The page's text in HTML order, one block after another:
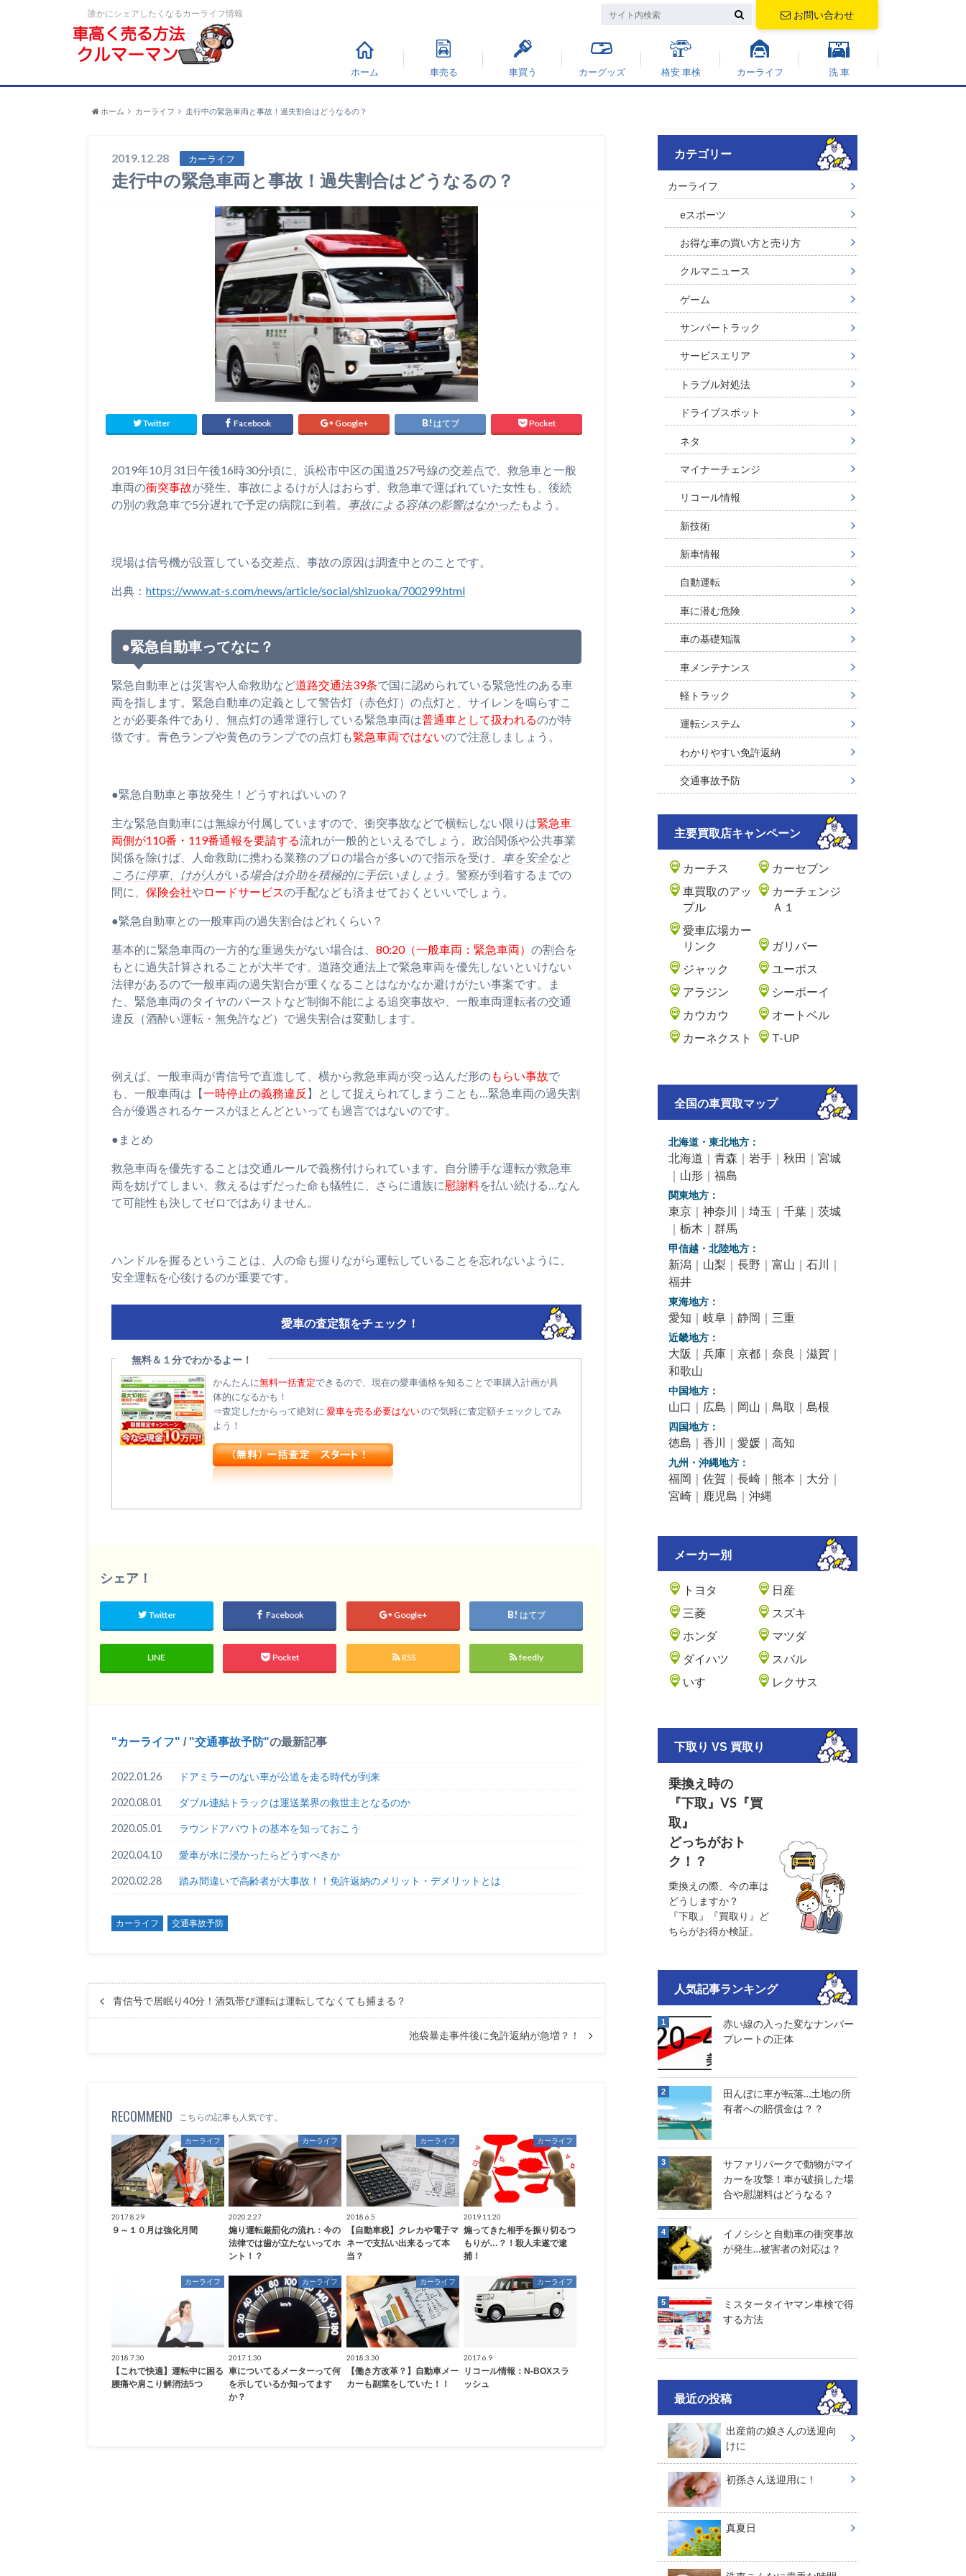
誰かにシェアしたくなるカーライフ情報 お問い合わせ
ホーム 車売る 車買う カーグッズ 格安 車検 カーライフ 洗 車
ホーム カーライフ 走行中の緊急車両と事故！過失割合はどうなるの？
2019.12.28 カーライフ
走行中の緊急車両と事故！過失割合はどうなるの？
Twitter Facebook Google+ はてブ Pocket
2019年10月31日午後16時30分頃に、浜松市中区の国道257号線の交差点で、救急車と一般
車両の衝突事故が発生。事故によるけが人はおらず、救急車で運ばれていた女性も、後続
の別の救急車で5分遅れで予定の病院に到着。 事故による容体の影響はなかったもよう。
現場は信号機が設置している交差点、事故の原因は調査中とのことです。
出典： https://www.at-s.com/news/article/social/shizuoka/700299.html
●緊急自動車ってなに？
緊急自動車とは災害や人命救助など道路交通法39条で国に認められている緊急性のある車
両を指します。緊急自動車の定義として警告灯（赤色灯）の点灯と、サイレンを鳴らすこ
とが必要条件であり、無点灯の通常運行している緊急車両は普通車として扱われるのが特
徴です。青色ランプや黄色のランプでの点灯も緊急車両ではないので注意しましょう。
●緊急自動車と事故発生！どうすればいいの？
主な緊急自動車には無線が付属していますので、衝突事故などで横転しない限りは緊急車
両側が110番・119番通報を要請する流れが一般的といえるでしょう。政治関係や公共事業
関係を除けば、人命救助に携わる業務のプロの場合が多いので指示を受け、 車を安全なと
ころに停車、けが人がいる場合は介助を積極的に手伝いましょう 。警察が到着するまでの
間に、 保険会社やロードサービスの手配なども済ませておくといいでしょう。
●緊急自動車との一般車両の過失割合はどれくらい？
基本的に緊急車両の一方的な重過失がない場合は、 80:20（一般車両：緊急車両） の割合を
もとに過失計算されることが大半です。道路交通法上で緊急車両を優先しないといけない
法律があるので一般車両の過失割合が重くなることはなかなか避けがたい事案です。ま
た、緊急車両のタイヤのバーストなど制御不能による追突事故や、一般車両運転者の交通
違反（酒酔い運転・無免許など）で過失割合は変動します。
例えば、一般車両が青信号で直進して、横から救急車両が突っ込んだ形のもらい事故で
も、一般車両は【一時停止の義務違反 】として捉えられてしまうことも…緊急車両の過失割
合が優遇されるケースがほとんどといっても過言ではないのです。
●まとめ
救急車両を優先することは交通ルールで義務付けられています。自分勝手な運転が救急車
両を妨げてしまい、救えるはずだった命も犠牲に、さらに遺族に慰謝料を払い続ける…なん
て可能性も決してゼロではありません。
ハンドルを握るということは、人の命も握りながら運転していることを忘れないように、
安全運転を心後けるのが重要です。
愛車の査定額をチェック！
無料＆１分でわかるよー！
かんたんに無料一括査定できるので、現在の愛車価格を知ることで車購入計画が具
体的になるかも！
⇒査定したからって絶対に 愛車を売る必要はないので気軽に査定額チェックしてみ
よう！
シェア！
Twitter Facebook Google+ はてブ
LINE Pocket RSS feedly
カーライフ / 交通事故予防 の最新記事
2022.01.26 ドアミラーのない車が公道を走る時代が到来
2020.08.01 ダブル連結トラックは運送業界の救世主となるのか
2020.05.01 ラウンドアバウトの基本を知っておこう
2020.04.10 愛車が水に浸かったらどうすべきか
2020.02.28 踏み間違いで高齢者が大事故！！免許返納のメリット・デメリットとは
カーライフ 交通事故予防
青信号で居眠り40分！酒気帯び運転は運転してなくても捕まる？
池袋暴走事件後に免許返納が急増？！
RECOMMEND こちらの記事も人気です。
カーライフ
2017.8.29
９～１０月は強化月間
カーライフ
2020.2.27
煽り運転厳罰化の流れ：今の
法律では歯が立たないってホ
ント！？
カーライフ
2018.6.5
【自動車税】クレカや電子マ
ネーで支払い出来るって本
当？
カーライフ
2019.11.20
煽ってきた相手を振り切るつ
もりが…？！殺人未遂で逮
捕！
カーライフ
2018.7.30
【これで快適】運転中に困る
腰痛や肩こり解消法5つ
カーライフ
2017.1.30
車についてるメーターって何
を示しているか知ってます
か？
カーライフ
2018.3.30
【働き方改革？】自動車メー
カーも副業をしていた！！
カーライフ
2017.6.9
リコール情報：N-BOXスラ
ッシュ
カテゴリー
カーライフ
eスポーツ
お得な車の買い方と売り方
クルマニュース
ゲーム
サンバートラック
サービスエリア
トラブル対処法
ドライブスポット
ネタ
マイナーチェンジ
リコール情報
新技術
新車情報
自動運転
車に潜む危険
車の基礎知識
車メンテナンス
軽トラック
運転システム
わかりやすい免許返納
交通事故予防
主要買取店キャンペーン
カーチス
カーセブン
車買取のアッ
プル
カーチェンジ
Ａ１
愛車広場カー
リンク
ガリバー
ジャック
ユーポス
アラジン
シーボーイ
カウカウ
オートベル
カーネクスト
T-UP
全国の車買取マップ
北海道・東北地方：
北海道 ｜ 青森 ｜ 岩手｜ 秋田 ｜ 宮城
｜ 山形｜ 福島
関東地方：
東京｜ 神奈川 ｜ 埼玉 ｜ 千葉｜ 茨城
｜ 栃木 ｜ 群馬
甲信越・北陸地方：
新潟 ｜ 山梨 ｜ 長野 ｜ 富山 ｜ 石川 ｜
福井
東海地方：
愛知 ｜ 岐阜｜ 静岡 ｜ 三重
近畿地方：
大阪 ｜ 兵庫｜ 京都｜ 奈良 ｜ 滋賀 ｜
和歌山
中国地方：
山口 ｜ 広島 ｜ 岡山 ｜ 鳥取 ｜ 島根
四国地方：
徳島 ｜ 香川 ｜ 愛媛｜ 高知
九州・沖縄地方：
福岡 ｜ 佐賀 ｜ 長崎｜ 熊本 ｜ 大分 ｜
宮崎｜ 鹿児島 ｜ 沖縄
メーカー別
トヨタ
日産
三菱
スズキ
ホンダ
マツダ
ダイハツ
スバル
いすゞ
レクサス
下取り VS 買取り
乗換え時の
『下取』VS『買
取』
どっちがおト
ク！？
乗換えの際、今の車は
どうしますか？
『下取』『買取り』ど
ちらがお得か検証。
人気記事ランキング
赤い線の入った変なナンバー
プレートの正体
田んぼに車が転落…土地の所
有者への賠償金は？？
サファリパークで動物がマイ
カーを攻撃！車が破損した場
合や慰謝料はどうなる？
イノシシと自動車の衝突事故
が発生…被害者の対応は？
ミスタータイヤマン車検で得
する方法
最近の投稿
出産前の娘さんの送迎向
けに
初孫さん送迎用に！
真夏日